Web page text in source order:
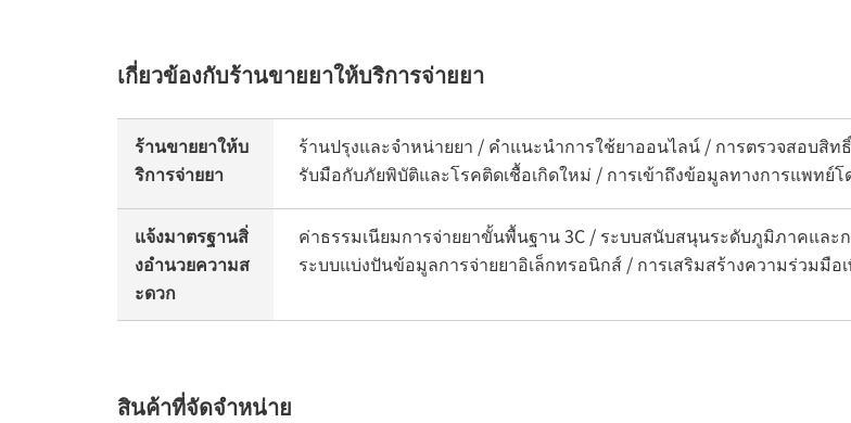
เกี่ยวข้องกับร้านขายยาให้บริการจ่ายยา
ร้านขายยาให้บ
ริการจ่ายยา
ร้านปรุงและจำหน่ายยา / คำแนะนำการใช้ยาออนไลน์ / การตรวจสอบสิ
รับมือกับภัยพิบัติและโรคติดเชื้อเกิดใหม่ / การเข้าถึงข้อมูลทางการแพทย์
แจ้งมาตรฐานสิ่
งอำนวยความส
ะดวก
ค่าธรรมเนียมการจ่ายยาขั้นพื้นฐาน 3C / ระบบสนับสนุนระดับภูมิภาคแล
ระบบแบ่งปันข้อมูลการจ่ายยาอิเล็กทรอนิกส์ / การเสริมสร้างความร่วมมื
สินค้าที่จัดจำหน่าย